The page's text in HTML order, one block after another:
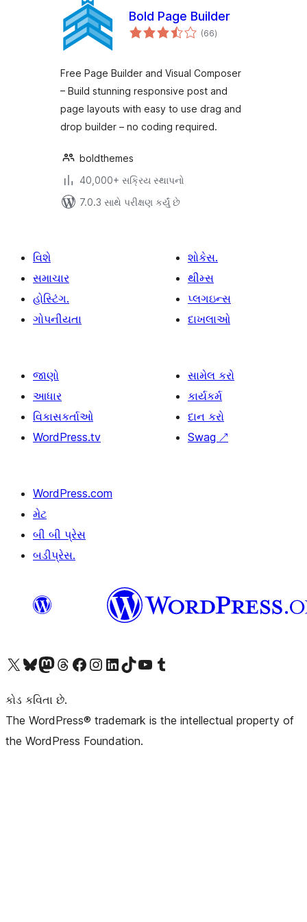
Bold Page Builder
(66કુલ
રેટિંગ્સ
)
Free Page Builder and Visual Composer
– Build stunning responsive post and
page layouts with easy to use drag and
drop builder – no coding required.
boldthemes
40,000+ સક્રિય સ્થાપનો
7.0.3 સાથે પરીક્ષણ કર્યું છે
વિશે
સમાચાર
હોસ્ટિંગ.
ગોપનીયતા
શોકેસ.
થીમ્સ
પ્લગઇન્સ
દાખલાઓ
જાણો
આધાર
વિકાસકર્તાઓ
WordPress.tv
સામેલ કરો
કાર્યકર્મ
દાન કરો
Swag ↗
WordPress.com
મેટ
બી બી પ્રેસ
બડીપ્રેસ.
અમારા X (અગાઉ ટ્વિટર) એકાઉન્ટની મુલાકાત લોઅમારા Bluesky એકાઉન્ટની મુલાકાત લોઅમારા માસ્ટોડોન એકાઉન્ટની મુલાકાત લોઅમારા Threads એકાઉન્ટની મુલાકાત લો અમારા ફેસબુક પેજની મુલાકાત લોઅમારા ઇન્સ્ટાગ્રામ એકાઉન્ટની મુલાકાત લો અમારા LinkedIn એકાઉન્ટની મુલાકાત લોઅમારા TikTok એકાઉન્ટની મુલાકાત લોઅમારી YouTube ચેનલની મુલાકાત લો અમારા Tumblr એકાઉન્ટની મુલાકાત લો
કોડ કવિતા છે.
The WordPress® trademark is the intellectual property of
the WordPress Foundation.